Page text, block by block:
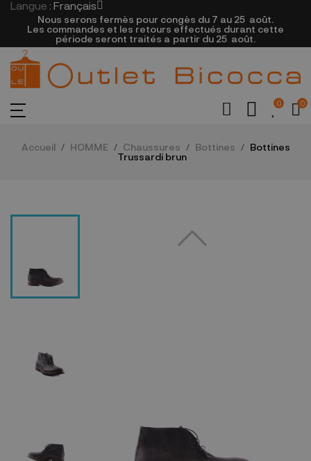
Langue : Français
Nous serons fermès pour congès du 7 au 25 août.
Les commandes et les retours effectués durant cette
période seront traités a partir du 25 août.
0 0
Accueil HOMME Chaussures Bottines
Bottines
Trussardi brun